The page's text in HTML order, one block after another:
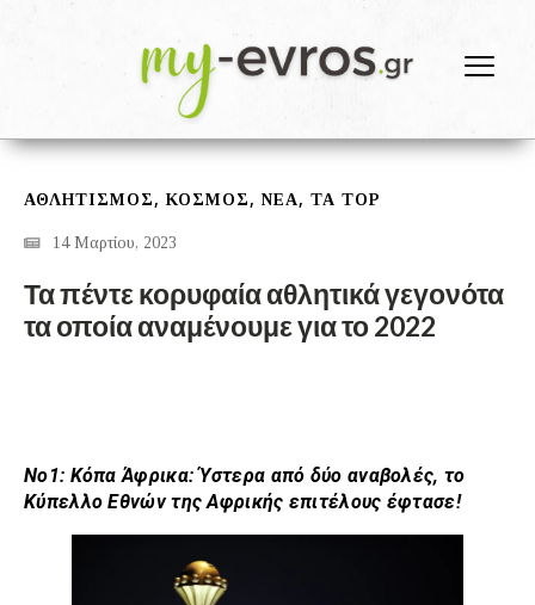
ΑΘΛΗΤΙΣΜΟΣ ,ΚΟΣΜΟΣ , ΝΕΑ, ΤΑ TOP
14 Μαρτίου, 2023
Τα πέντε κορυφαία αθλητικά γεγονότα
τα οποία αναμένουμε για το 2022
Νο1: Κόπα Άφρικα: Ύστερα από δύο αναβολές, το
Κύπελλο Εθνών της Αφρικής επιτέλους έφτασε!